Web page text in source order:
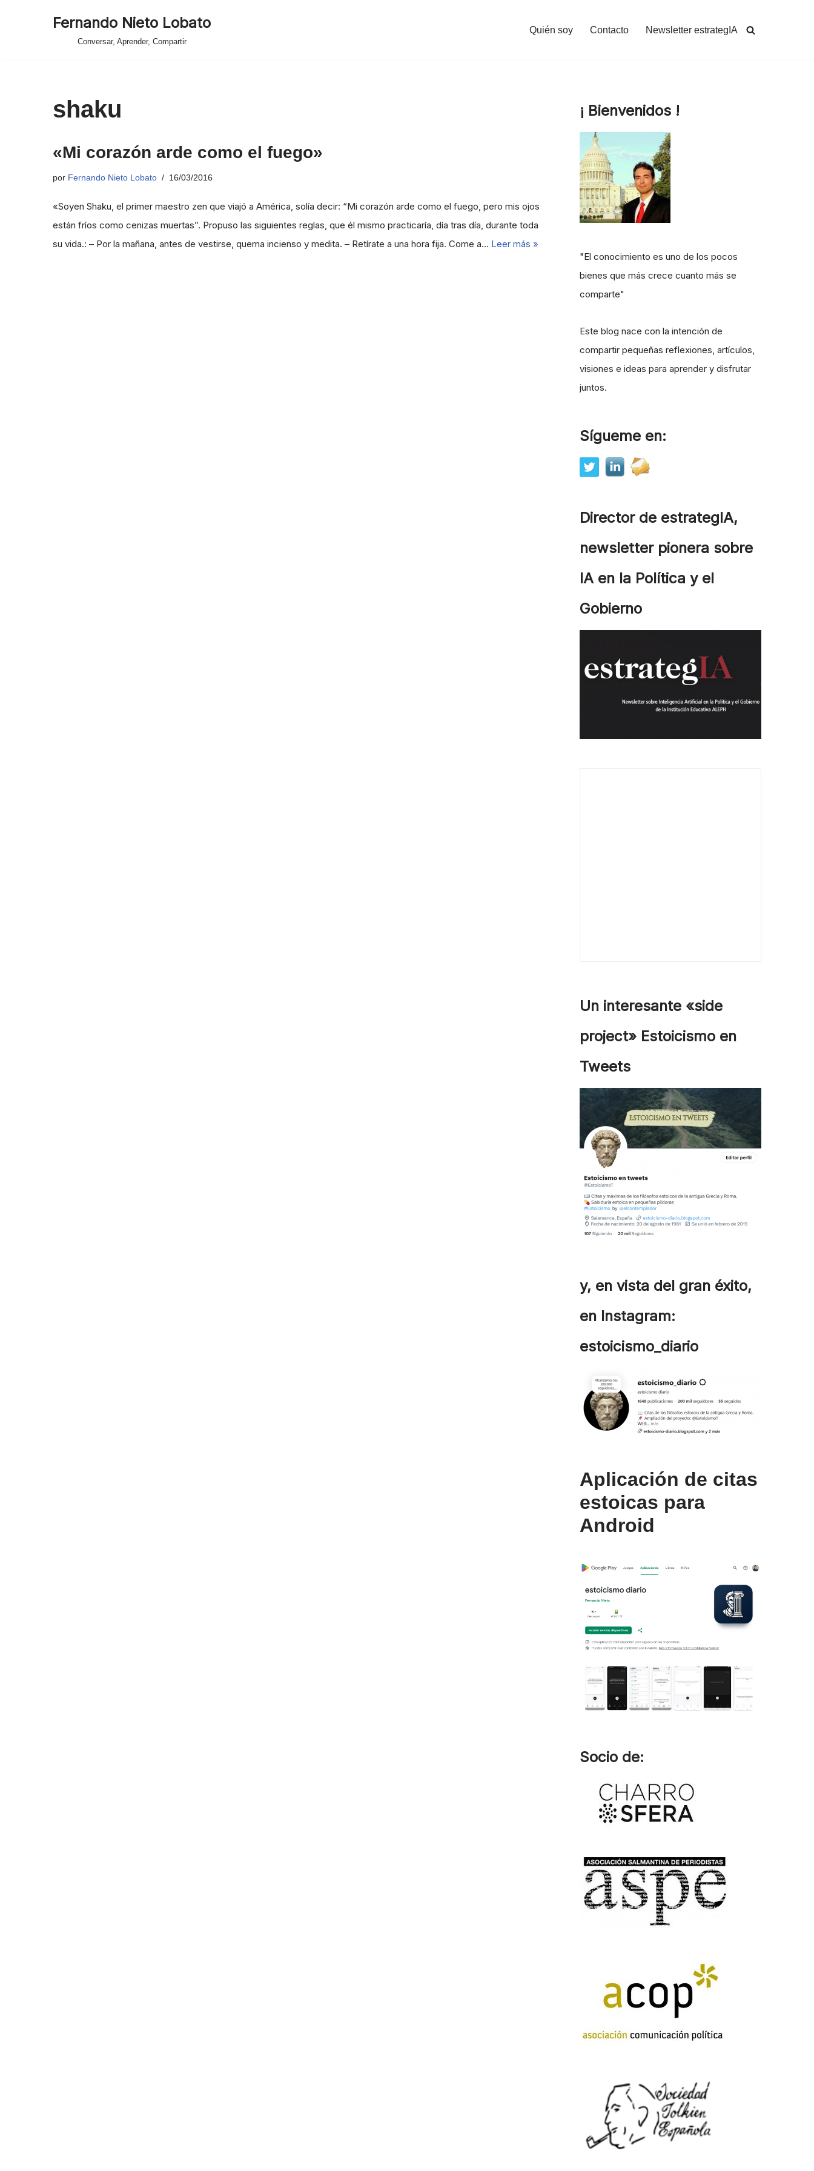
Fernando Nieto Lobato
Conversar, Aprender, Compartir
Quién soy Contacto Newsletter estrategIA
shaku
«Mi corazón arde como el fuego»
por Fernando Nieto Lobato 16/03/2016
«Soyen Shaku, el primer maestro zen que viajó a América, solía decir: “Mi corazón arde como el fuego, pero mis ojos
están fríos como cenizas muertas”. Propuso las siguientes reglas, que él mismo practicaría, día tras día, durante toda
su vida.: – Por la mañana, antes de vestirse, quema incienso y medita. – Retírate a una hora fija. Come a… Leer más »
¡ Bienvenidos !
"El conocimiento es uno de los pocos
bienes que más crece cuanto más se
comparte"
Este blog nace con la intención de
compartir pequeñas reflexiones, artículos,
visiones e ideas para aprender y disfrutar
juntos.
Sígueme en:
Director de estrategIA,
newsletter pionera sobre
IA en la Política y el
Gobierno
Un interesante «side
project» Estoicismo en
Tweets
y, en vista del gran éxito,
en Instagram:
estoicismo_diario
Aplicación de citas
estoicas para
Android
Socio de: